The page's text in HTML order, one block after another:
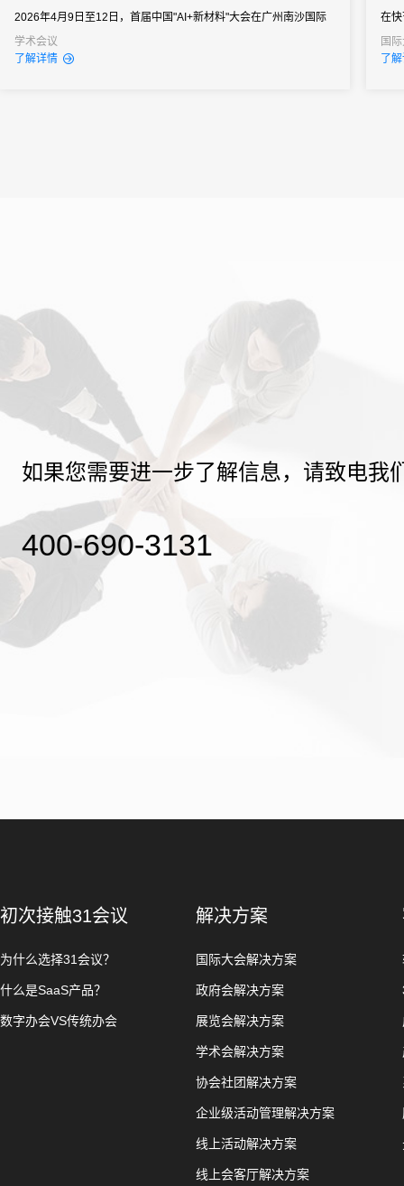
2026年4月9日至12日，首届中国"AI+新材料"大会在广州南沙国际
会展中心圆满落幕。
学术会议
了解详情
在
功
的
国
经
了
如果您需要进一步了解信息，请致电我
400-690-3131
初次接触31会议
为什么选择31会议？
什么是SaaS产品？
数字办会VS传统办会
解决方案
国际大会解决方案
政府会解决方案
展览会解决方案
学术会解决方案
协会社团解决方案
企业级活动管理解决方案
线上活动解决方案
线上会客厅解决方案